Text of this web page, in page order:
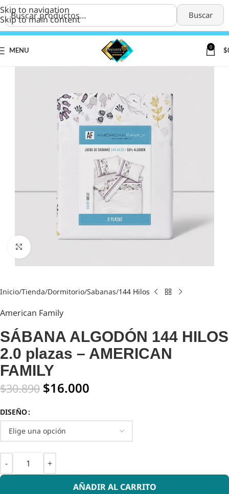
Buscar
Skip to navigation
Skip to main content
MENU
0
$
Click to enlarge
Inicio Tienda Dormitorio Sabanas 144 Hilos
American Family
SÁBANA ALGODÓN 144 HILOS
2.0 plazas – AMERICAN
FAMILY
$30.890 $16.000
DISEÑO
AÑADIR AL CARRITO